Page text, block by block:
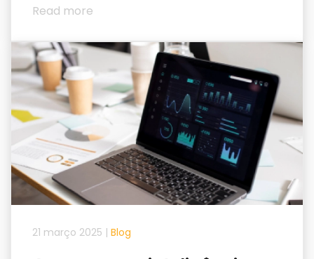
Read more
21 março 2025 | Blog